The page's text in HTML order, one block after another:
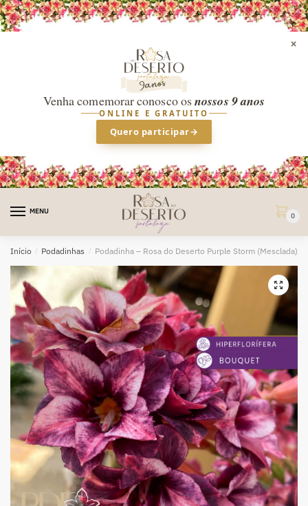
×
Venha comemorar conosco osnossos 9 anos
ONLINE E GRATUITO
Quero participar→
MENU
0
Início / Podadinhas / Podadinha – Rosa do Deserto Purple Storm (Mesclada)
🔍